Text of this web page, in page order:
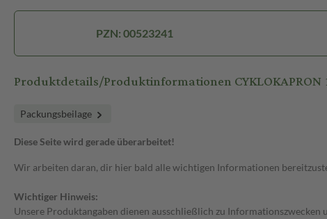
PZN: 00523241
Produktdetails/Produktinformationen
Packungsbeilage
Diese Seite wird gerade überarbeitet!
Wir arbeiten daran, dir hier bald alle wichtigen Informationen
Wichtiger Hinweis:
Unsere Produktangaben dienen ausschließlich zu